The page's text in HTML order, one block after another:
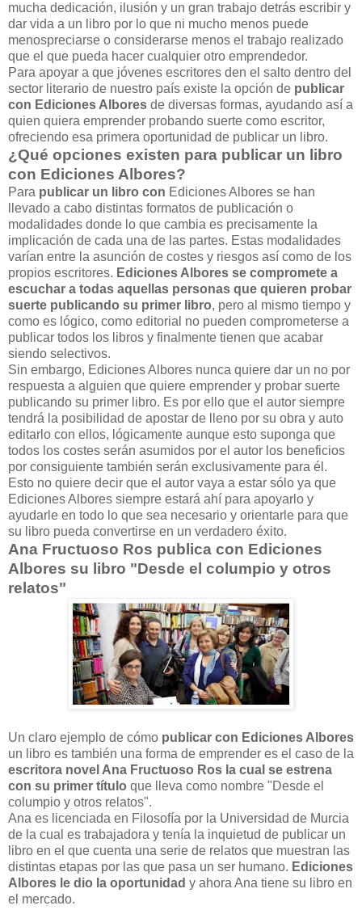
mucha dedicación, ilusión y un gran trabajo detrás escribir y
dar vida a un libro por lo que ni mucho menos puede
menospreciarse o considerarse menos el trabajo realizado
que el que pueda hacer cualquier otro emprendedor.
Para apoyar a que jóvenes escritores den el salto dentro del
sector literario de nuestro país existe la opción de publicar
con Ediciones Albores de diversas formas, ayudando así a
quien quiera emprender probando suerte como escritor,
ofreciendo esa primera oportunidad de publicar un libro.
¿Qué opciones existen para publicar un libro
con Ediciones Albores?
Para publicar un libro con Ediciones Albores se han
llevado a cabo distintas formatos de publicación o
modalidades donde lo que cambia es precisamente la
implicación de cada una de las partes. Estas modalidades
varían entre la asunción de costes y riesgos así como de los
propios escritores. Ediciones Albores se compromete a
escuchar a todas aquellas personas que quieren probar
suerte publicando su primer libro, pero al mismo tiempo y
como es lógico, como editorial no pueden comprometerse a
publicar todos los libros y finalmente tienen que acabar
siendo selectivos.
Sin embargo, Ediciones Albores nunca quiere dar un no por
respuesta a alguien que quiere emprender y probar suerte
publicando su primer libro. Es por ello que el autor siempre
tendrá la posibilidad de apostar de lleno por su obra y auto
editarlo con ellos, lógicamente aunque esto suponga que
todos los costes serán asumidos por el autor los beneficios
por consiguiente también serán exclusivamente para él.
Esto no quiere decir que el autor vaya a estar sólo ya que
Ediciones Albores siempre estará ahí para apoyarlo y
ayudarle en todo lo que sea necesario y orientarle para que
su libro pueda convertirse en un verdadero éxito.
Ana Fructuoso Ros publica con Ediciones
Albores su libro "Desde el columpio y otros
relatos"
Un claro ejemplo de cómo publicar con Ediciones Albores
un libro es también una forma de emprender es el caso de la
escritora novel Ana Fructuoso Ros la cual se estrena
con su primer título que lleva como nombre "Desde el
columpio y otros relatos".
Ana es licenciada en Filosofía por la Universidad de Murcia
de la cual es trabajadora y tenía la inquietud de publicar un
libro en el que cuenta una serie de relatos que muestran las
distintas etapas por las que pasa un ser humano. Ediciones
Albores le dio la oportunidad y ahora Ana tiene su libro en
el mercado.